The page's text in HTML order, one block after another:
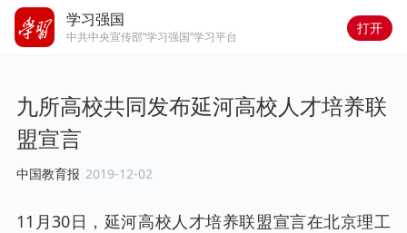
学习强国
中共中央宣传部“学习强国”学习平台
打开
九所高校共同发布延河高校人才培养联
盟宣言
中国教育报 2019-12-02
11月30日，延河高校人才培养联盟宣言在北京理工